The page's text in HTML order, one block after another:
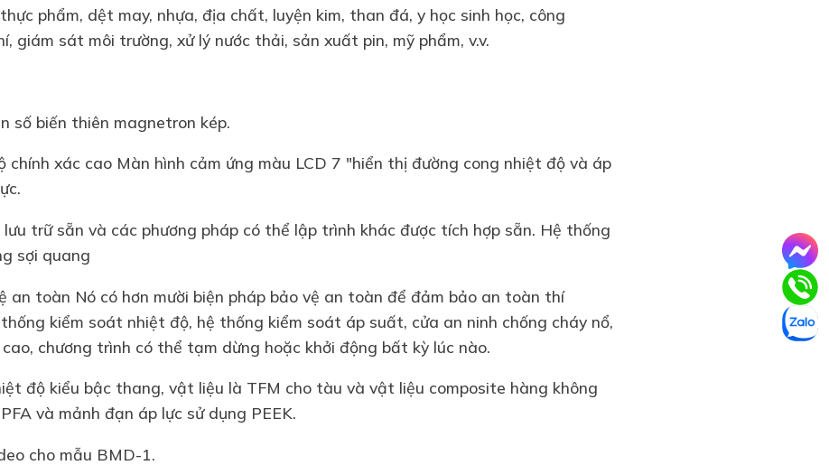
phẩm, dệt may, nhựa, địa chất, luyện kim, than đá, y học sinh học, công
giám sát môi trường, xử lý nước thải, sản xuất pin, mỹ phẩm, v.v.
số biến thiên magnetron kép.
chính xác cao Màn hình cảm ứng màu LCD 7 "hiển thị đường cong nhiệt độ và áp
lưu trữ sẵn và các phương pháp có thể lập trình khác được tích hợp sẵn. Hệ thống
sợi quang
an toàn Nó có hơn mười biện pháp bảo vệ an toàn để đảm bảo an toàn thí
kiểm soát nhiệt độ, hệ thống kiểm soát áp suất, cửa an ninh chống cháy nổ,
chương trình có thể tạm dừng hoặc khởi động bất kỳ lúc nào.
độ kiểu bậc thang, vật liệu là TFM cho tàu và vật liệu composite hàng không
và mảnh đạn áp lực sử dụng PEEK.
cho mẫu BMD-1.